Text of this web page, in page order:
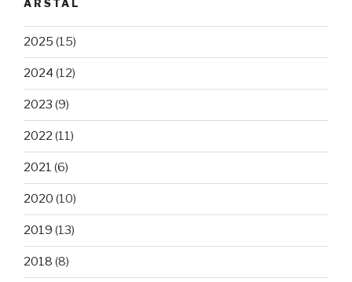
ÅRSTAL
2025 (15)
2024 (12)
2023 (9)
2022 (11)
2021 (6)
2020 (10)
2019 (13)
2018 (8)